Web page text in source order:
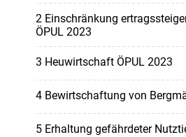
2 Einschränkung
ÖPUL 2023
3 Heuwirtschaft ÖPUL 2023
4 Bewirtschaftung von
5 Erhaltung gefährdeter